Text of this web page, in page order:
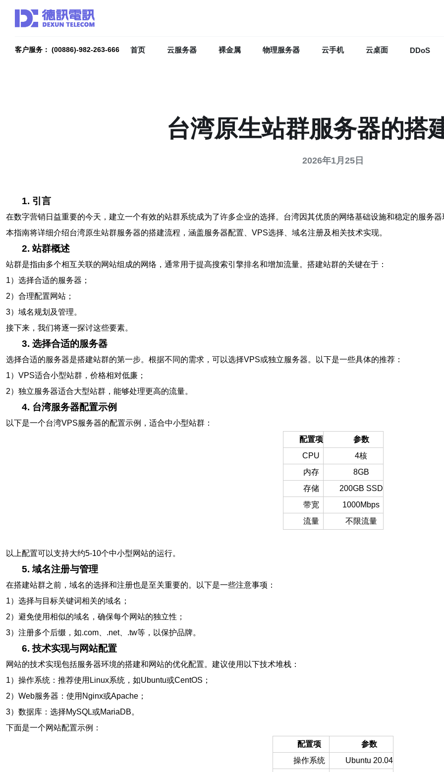
客户服务： (00886)-982-263-666 首页 云服务器 裸金属 物理服务器 云手机 云桌面 DDoS
台湾原生站群服务器的搭
2026年1月25日
1. 引言
在数字营销日益重要的今天，建立一个有效的站群系统成为了许多企业的选择。台湾因其优质的网络基础设施和稳定的服务器
本指南将详细介绍台湾原生站群服务器的搭建流程，涵盖服务器配置、VPS选择、域名注册及相关技术实现。
2. 站群概述
站群是指由多个相互关联的网站组成的网络，通常用于提高搜索引擎排名和增加流量。搭建站群的关键在于：
1）选择合适的服务器；
2）合理配置网站；
3）域名规划及管理。
接下来，我们将逐一探讨这些要素。
3. 选择合适的服务器
选择合适的服务器是搭建站群的第一步。根据不同的需求，可以选择VPS或独立服务器。以下是一些具体的推荐：
1）VPS适合小型站群，价格相对低廉；
2）独立服务器适合大型站群，能够处理更高的流量。
4. 台湾服务器配置示例
以下是一个台湾VPS服务器的配置示例，适合中小型站群：
配置项
参数
CPU
4核
内存
8GB
存储
200GB SSD
带宽
1000Mbps
流量
不限流量
以上配置可以支持大约5-10个中小型网站的运行。
5. 域名注册与管理
在搭建站群之前，域名的选择和注册也是至关重要的。以下是一些注意事项：
1）选择与目标关键词相关的域名；
2）避免使用相似的域名，确保每个网站的独立性；
3）注册多个后缀，如.com、.net、.tw等，以保护品牌。
6. 技术实现与网站配置
网站的技术实现包括服务器环境的搭建和网站的优化配置。建议使用以下技术堆栈：
1）操作系统：推荐使用Linux系统，如Ubuntu或CentOS；
2）Web服务器：使用Nginx或Apache；
3）数据库：选择MySQL或MariaDB。
下面是一个网站配置示例：
配置项
参数
操作系统
Ubuntu 20.04